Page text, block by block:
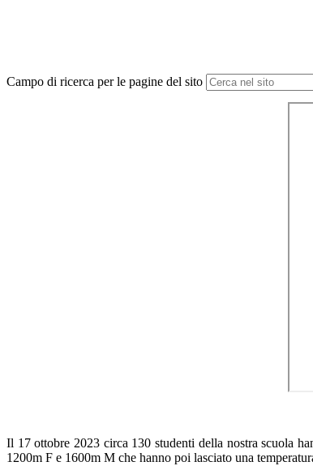
Campo di ricerca per le pagine del sito
Il 17 ottobre 2023 circa 130 studenti della nostra scuola
1200m F e 1600m M che hanno poi lasciato una